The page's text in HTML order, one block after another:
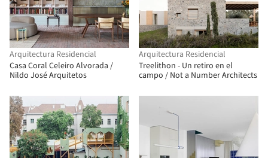
Arquitectura Residencial
Casa Coral Celeiro Alvorada /
Nildo José Arquitetos
Arquitectura Residencial
Treelithon - Un retiro en el
campo / Not a Number Architects